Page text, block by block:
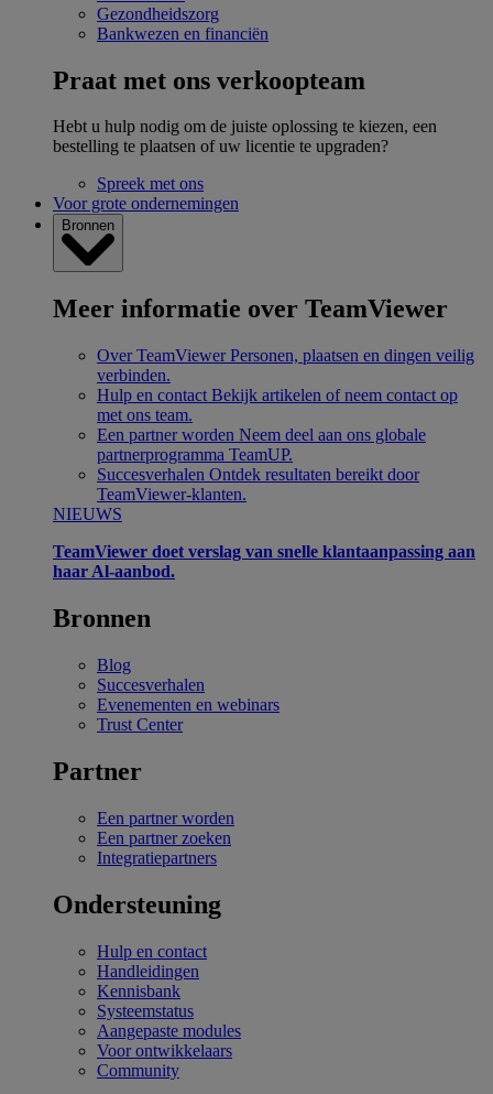
Gezondheidszorg
Bankwezen en financiën
Praat met ons verkoopteam
Hebt u hulp nodig om de juiste oplossing te kiezen, een
bestelling te plaatsen of uw licentie te upgraden?
Spreek met ons
Voor grote ondernemingen
Bronnen
Meer informatie over TeamViewer
Over TeamViewer Personen, plaatsen en dingen veilig
verbinden.
Hulp en contact Bekijk artikelen of neem contact op
met ons team.
Een partner worden Neem deel aan ons globale
partnerprogramma TeamUP.
Succesverhalen Ontdek resultaten bereikt door
TeamViewer-klanten.
NIEUWS
TeamViewer doet verslag van snelle klantaanpassing aan
haar Al-aanbod.
Bronnen
Blog
Succesverhalen
Evenementen en webinars
Trust Center
Partner
Een partner worden
Een partner zoeken
Integratiepartners
Ondersteuning
Hulp en contact
Handleidingen
Kennisbank
Systeemstatus
Aangepaste modules
Voor ontwikkelaars
Community